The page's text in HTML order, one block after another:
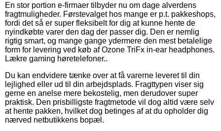
En stor portion e-firmaer tilbyder nu om dage alverdens
fragtmuligheder. Førstevalget hos mange er p.t. pakkeshops,
fordi det så er super fleksibelt for dig at kunne hente de
nyindkøbte varer den dag der passer dig. Den er nemlig
rigtig smart, og mange gange ydermere den mest betalelige
form for levering ved køb af Ozone TriFx in-ear headphones.
Lækre gaming høretelefoner..
Du kan endvidere tænke over at få varerne leveret til din
lejlighed eller ud til din arbejdsplads. Fragttypen viser sig
gerne en anelse mere bekostelig, men derudover super
praktisk. Den prisbilligste fragtmetode vil dog altid være selv
at hente pakken, hvilket dog betinges af at du opholder dig
nærved netbutikkens bopæl.